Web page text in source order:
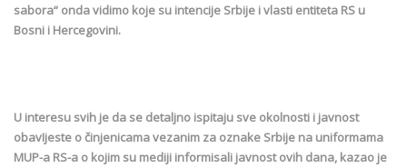
sabora“ onda vidimo koje su intencije Srbije i vlasti entiteta RS u
Bosni i Hercegovini.
U interesu svih je da se detaljno ispitaju sve okolnosti i javnost
obavIjeste o činjenicama vezanim za oznake Srbije na uniformama
MUP-a RS-a o kojim su mediji informisali javnost ovih dana, kazao je